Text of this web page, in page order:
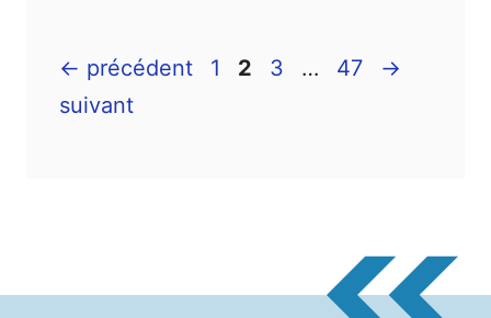
← précédent Page
1 Page
2 Page
3 … Page
47
→
suivant